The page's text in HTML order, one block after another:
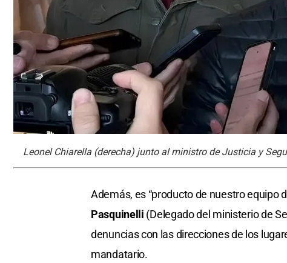
Leonel Chiarella (derecha) junto al ministro de Justicia y
Además, es “producto de nuestro equipo
Pasquinelli (Delegado del ministerio de
denuncias con las direcciones de los
mandatario.